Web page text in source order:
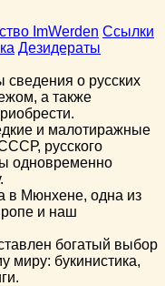
ImWerden Ссылки
Дезидераты
сведения о русских
а также
и малотиражные
русского
одновременно
в Мюнхене, одна из
и наш
богатый выбор
миру: букинистика,